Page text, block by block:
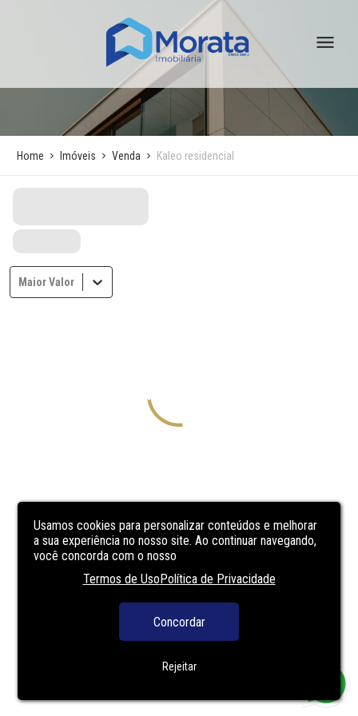
Usamos cookies para personalizar conteúdos e melhorar
a sua experiência no nosso site. Ao continuar navegando,
você concorda com o nosso
Termos de UsoPolítica de Privacidade
Concordar
Rejeitar
Home Imóveis Venda Kaleo residencial
Maior Valor